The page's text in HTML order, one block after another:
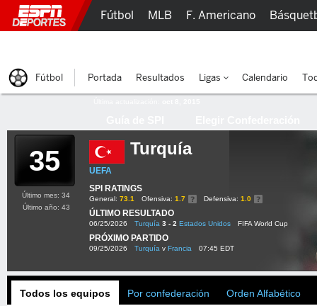
35 Turquía
UEFA
SPI RATINGS
General: 73.1 Ofensiva: 1.7 Defensiva: 1.0
ÚLTIMO RESULTADO
06/25/2026 Turquía 3 - 2 Estados Unidos FIFA World Cup
PRÓXIMO PARTIDO
09/25/2026 Turquía v Francia 07:45 EDT
Último mes: 34
Último año: 43
Todos los equipos Por confederación Orden Alfabético
Fútbol MLB F. Americano
Fútbol Portada Resultados Ligas Calendario